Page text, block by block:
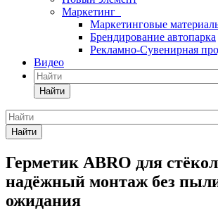
Маркетинг
Маркетинговые
Брендирование автопарка
Рекламно-Сувенирная
Видео
Найти
Найти
Герметик ABRO для
надёжный монтаж без
ожидания